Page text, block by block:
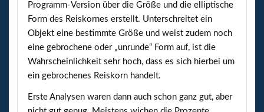
Programm-Version über die Größe und die elliptische
Form des Reiskornes erstellt. Unterschreitet ein
Objekt eine bestimmte Größe und weist zudem noch
eine gebrochene oder „unrunde“ Form auf, ist die
Wahrscheinlichkeit sehr hoch, dass es sich hierbei um
ein gebrochenes Reiskorn handelt.
Erste Analysen waren dann auch schon ganz gut, aber